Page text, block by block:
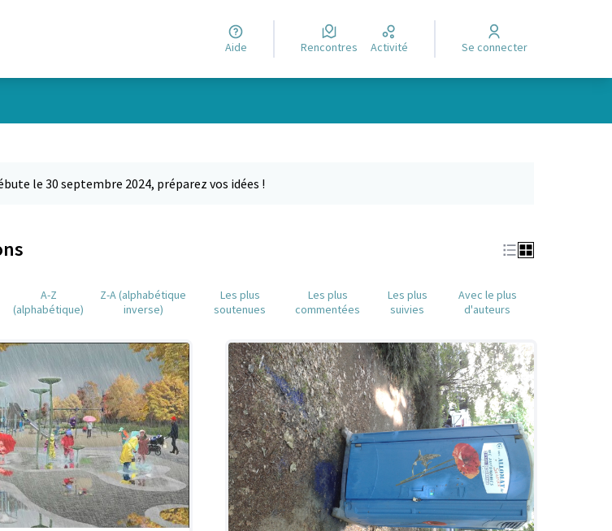
Aide Rencontres Activité Se connecter
le 30 septembre 2024, préparez vos idées !
A-Z
(alphabétique)
Z-A (alphabétique
inverse)
Les plus
soutenues
Les plus
commentées
Les plus
suivies
Avec le plus
d'auteurs